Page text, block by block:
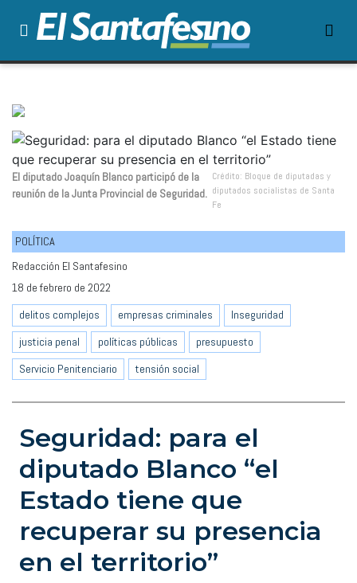
El diputado Joaquín Blanco participó de la
reunión de la Junta Provincial de Seguridad.
Crédito: Bloque de diputadas y
diputados socialistas de Santa
Fe
POLÍTICA
Redacción El Santafesino
18 de febrero de 2022
delitos complejos
empresas criminales
Inseguridad
justicia penal
políticas públicas
presupuesto
Servicio Penitenciario
tensión social
Seguridad: para el
diputado Blanco “el
Estado tiene que
recuperar su presencia
en el territorio”